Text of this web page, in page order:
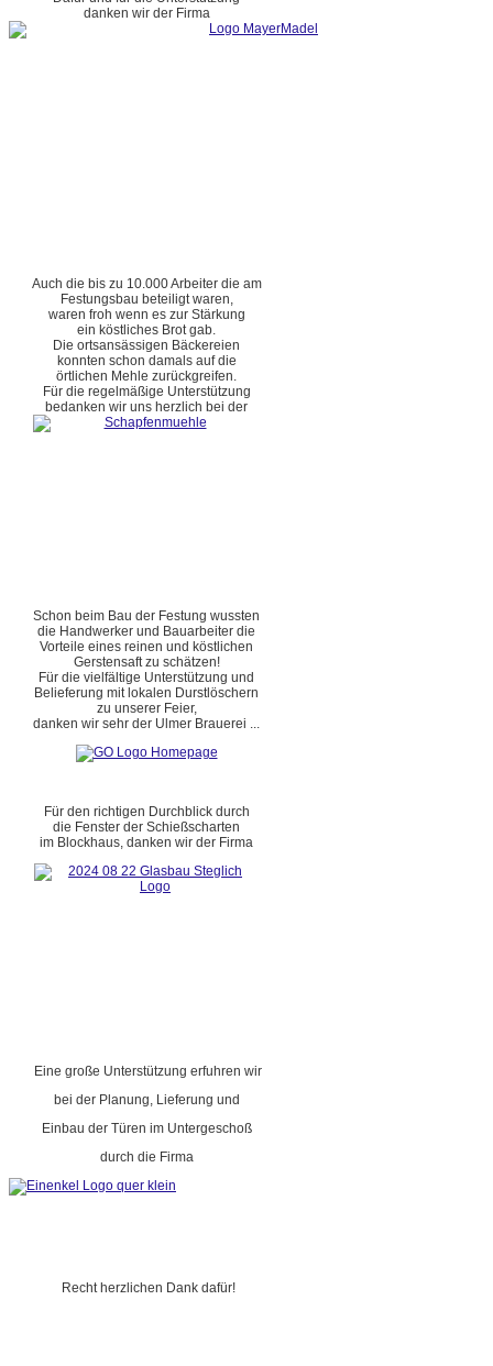
danken wir der Firma
Auch die bis zu 10.000 Arbeiter die am
Festungsbau beteiligt waren,
waren froh wenn es zur Stärkung
ein köstliches Brot gab.
Die ortsansässigen Bäckereien
konnten schon damals auf die
örtlichen Mehle zurückgreifen.
Für die regelmäßige Unterstützung
bedanken wir uns herzlich bei der
Schon beim Bau der Festung wussten
die Handwerker und Bauarbeiter die
Vorteile eines reinen und köstlichen
Gerstensaft zu schätzen!
Für die vielfältige Unterstützung und
Belieferung mit lokalen Durstlöschern
zu unserer Feier,
danken wir sehr der Ulmer Brauerei ...
Für den richtigen Durchblick durch
die Fenster der Schießscharten
im Blockhaus, danken wir der Firma
Eine große Unterstützung erfuhren wir
bei der Planung, Lieferung und
Einbau der Türen im Untergeschoß
durch die Firma
Recht herzlichen Dank dafür!